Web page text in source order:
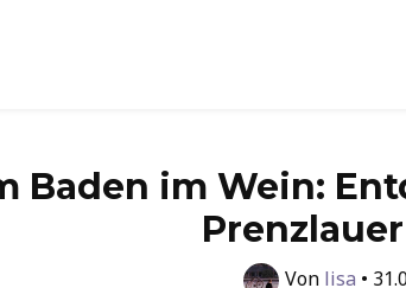
Baden im Wein:
Von lisa •